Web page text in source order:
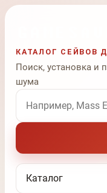
КАТАЛОГ СЕЙВОВ
Поиск, установка и
шума
Поиск по названию
Каталог